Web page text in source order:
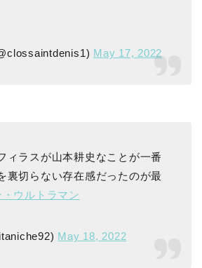
May 17, 2022
ィラスが山本耕史なことが一番
裏切らない存在感だったのが最
ウルトラマン
May 18, 2022